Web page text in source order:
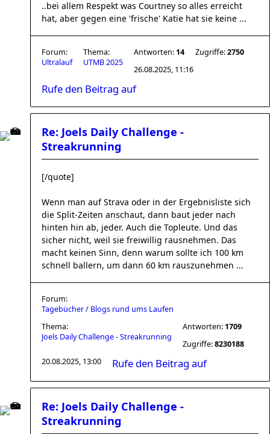
..bei allem Respekt was Courtney so alles erreicht
hat, aber gegen eine 'frische' Katie hat sie keine ...
Forum:
Ultralauf
Thema:
UTMB 2025
Antworten: 14 Zugriffe:2750
26.08.2025, 11:16
Rufe den Beitrag auf
Re: Joels Daily Challenge -
Streakrunning
[/quote]
Wenn man auf Strava oder in der Ergebnisliste sich
die Split-Zeiten anschaut, dann baut jeder nach
hinten hin ab, jeder. Auch die Topleute. Und das
sicher nicht, weil sie freiwillig rausnehmen. Das
macht keinen Sinn, denn warum sollte ich 100 km
schnell ballern, um dann 60 km rauszunehmen ...
Forum:
Tagebücher / Blogs rund ums Laufen
Thema:
Joels Daily Challenge - Streakrunning
Antworten: 1709
Zugriffe:8230188
20.08.2025, 13:00
Rufe den Beitrag auf
Re: Joels Daily Challenge -
Streakrunning